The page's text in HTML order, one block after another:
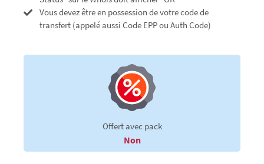
Vous devez être en possession de votre code de
transfert (appelé aussi Code EPP ou Auth Code)
Offert avec pack
Non